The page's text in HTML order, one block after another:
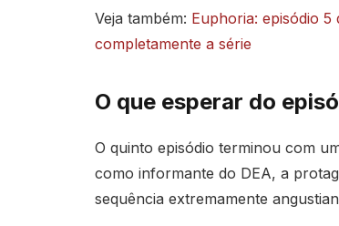
Veja também: Euphoria: episódio
completamente a série
O que esperar do
O quinto episódio terminou com
como informante do DEA, a
sequência extremamente